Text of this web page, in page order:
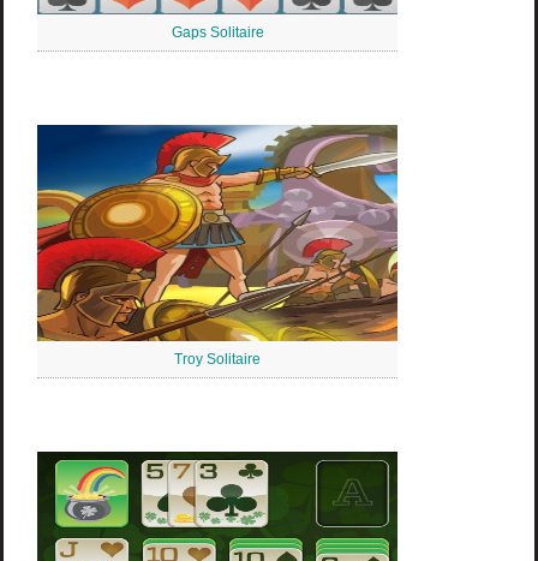
Gaps Solitaire
Troy Solitaire